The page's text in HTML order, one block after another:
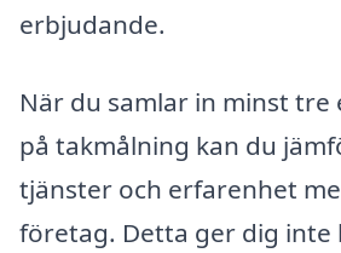
erbjudande.
När du samlar in minst
på takmålning kan du
tjänster och erfarenhet
företag. Detta ger dig inte